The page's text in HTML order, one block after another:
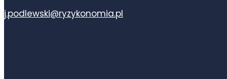
j.podlewski@ryzykonomia.pl